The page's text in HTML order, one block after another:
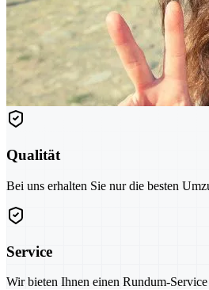
Qualität
Bei uns erhalten Sie nur die besten
Service
Wir bieten Ihnen einen Rundum-